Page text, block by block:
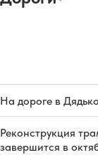
На дороге в
Реконструкция
завершится в